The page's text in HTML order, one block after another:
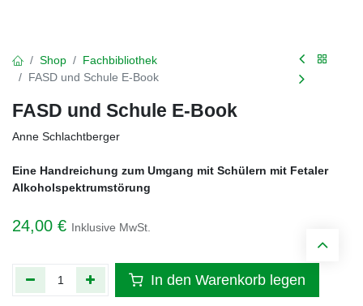
Shop
Fachbibliothek
FASD und Schule E-Book
FASD und Schule E-Book
Anne Schlachtberger
Eine Handreichung zum Umgang mit Schülern mit Fetaler
Alkoholspektrumstörung
24,00 € Inklusive MwSt.
In den Warenkorb legen